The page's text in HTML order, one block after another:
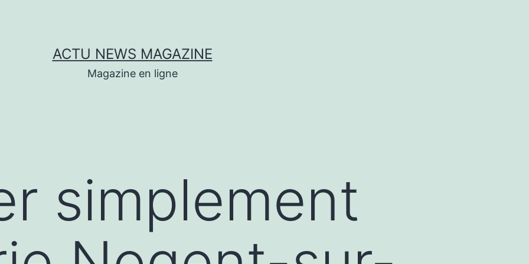
ACTU NEWS MAGAZINE
Magazine en ligne
simplement